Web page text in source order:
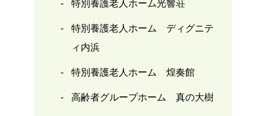
特別養護老人ホーム光響荘
特別養護老人ホーム ディグニテ
ィ内浜
特別養護老人ホーム 煌奏館
高齢者グループホーム 真の大樹